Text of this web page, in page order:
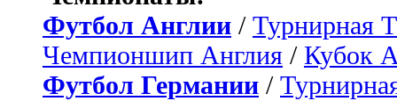
Футбол Англии / Турнирная
Чемпионшип Англия / Кубок
Футбол Германии /